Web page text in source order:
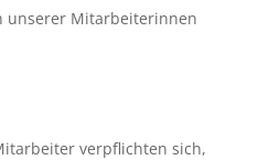
unserer Mitarbeiterinnen
verpflichten sich,